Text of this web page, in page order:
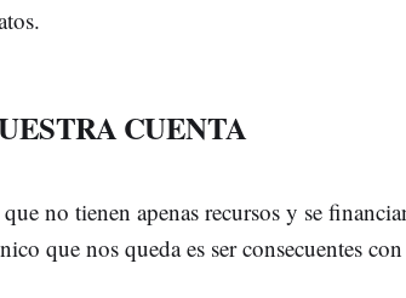
CUENTA
no tienen apenas recursos y se
que nos queda es ser consecuentes